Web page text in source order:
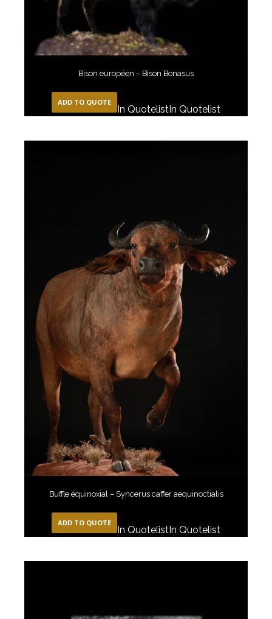
Bison européen – Bison Bonasus
ADD TO QUOTE
In QuotelistIn Quotelist
Buffle équinoxial – Syncerus caffer aequinoctialis
ADD TO QUOTE
In QuotelistIn Quotelist